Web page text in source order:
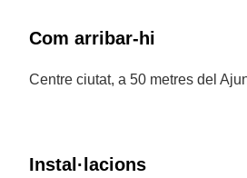
Com arribar-hi
Centre ciutat, a 50 metres del
Instal·lacions